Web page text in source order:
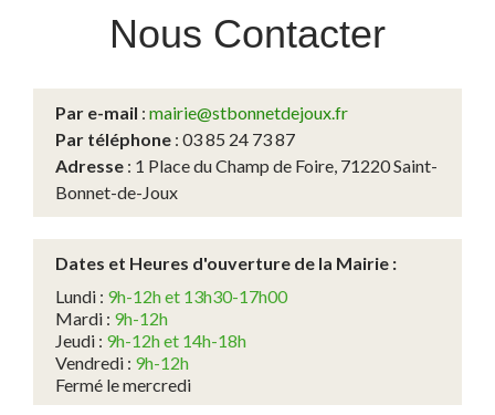
Nous Contacter
Par e-mail : mairie@stbonnetdejoux.fr
Par téléphone : 03 85 24 73 87
Adresse : 1 Place du Champ de Foire, 71220 Saint-
Bonnet-de-Joux
Dates et Heures d'ouverture de la Mairie :
Lundi : 9h-12h et 13h30-17h00
Mardi : 9h-12h
Jeudi : 9h-12h et 14h-18h
Vendredi : 9h-12h
Fermé le mercredi